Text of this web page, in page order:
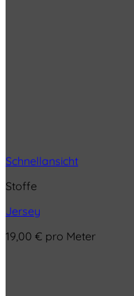
Schnellansicht
Stoffe
Jersey
19,00 € pro Meter